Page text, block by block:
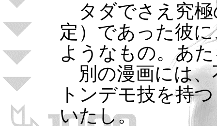
タダでさえ究極
定）であった彼
ようなもの。あ
別の漫画には、
トンデモ技を持
いたし。